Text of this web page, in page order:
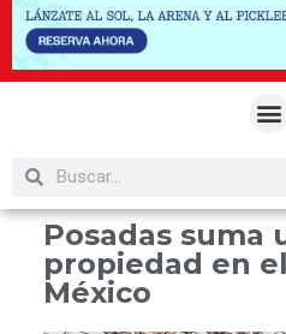
Posadas suma
propiedad en
México